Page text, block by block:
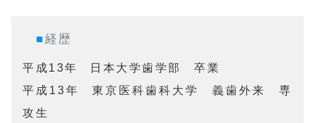
■経歴
平成13年	日本大学歯学部　卒業
平成13年	東京医科歯科大学　義歯外来　専
攻生